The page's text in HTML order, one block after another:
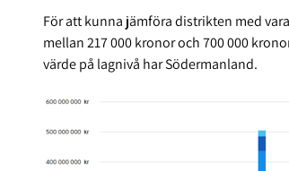
För att kunna jämföra distrikten med
mellan 217 000 kronor och 700 000
värde på lagnivå har Södermanland.